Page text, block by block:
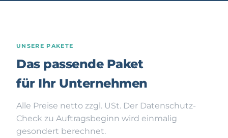
UNSERE PAKETE
Das passende Paket
für Ihr Unternehmen
Alle Preise netto zzgl. USt. Der Datenschutz-
Check zu Auftragsbeginn wird einmalig
gesondert berechnet.